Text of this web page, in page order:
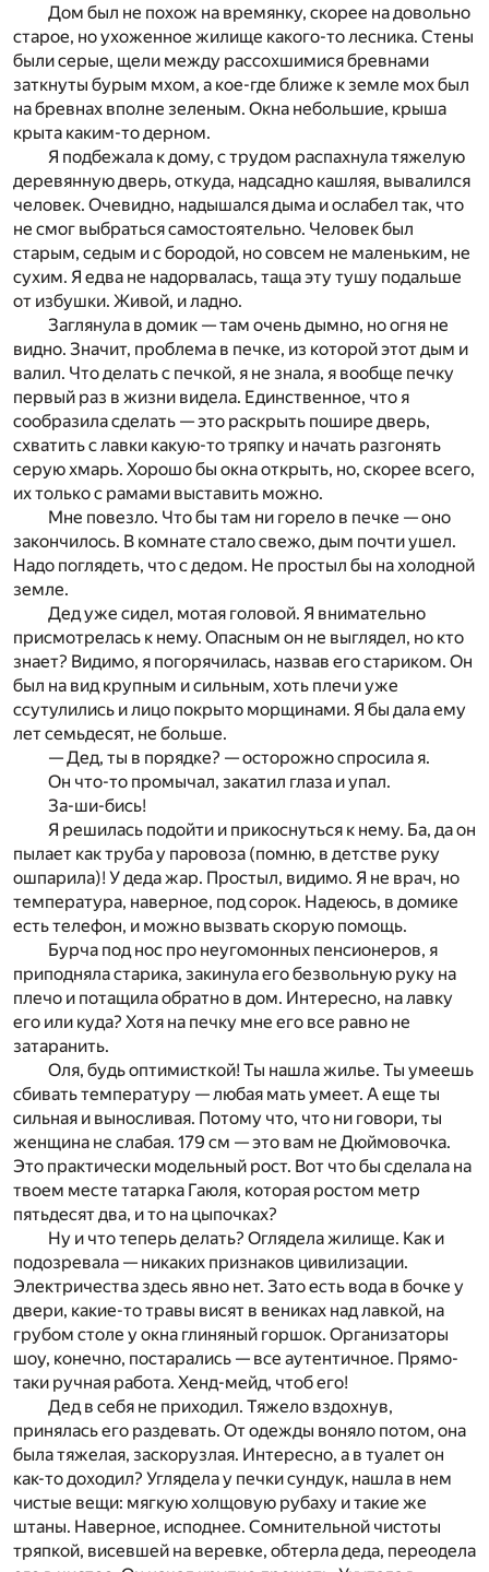
Дом был не похож на времянку, скорее на довольно
старое, но ухоженное жилище какого-то лесника. Стены
были серые, щели между рассохшимися бревнами
заткнуты бурым мхом, а кое-где ближе к земле мох был
на бревнах вполне зеленым. Окна небольшие, крыша
крыта каким-то дерном.
Я подбежала к дому, с трудом распахнула тяжелую
деревянную дверь, откуда, надсадно кашляя, вывалился
человек. Очевидно, надышался дыма и ослабел так, что
не смог выбраться самостоятельно. Человек был
старым, седым и с бородой, но совсем не маленьким, не
сухим. Я едва не надорвалась, таща эту тушу подальше
от избушки. Живой, и ладно.
Заглянула в домик — там очень дымно, но огня не
видно. Значит, проблема в печке, из которой этот дым и
валил. Что делать с печкой, я не знала, я вообще печку
первый раз в жизни видела. Единственное, что я
сообразила сделать — это раскрыть пошире дверь,
схватить с лавки какую-то тряпку и начать разгонять
серую хмарь. Хорошо бы окна открыть, но, скорее всего,
их только с рамами выставить можно.
Мне повезло. Что бы там ни горело в печке — оно
закончилось. В комнате стало свежо, дым почти ушел.
Надо поглядеть, что с дедом. Не простыл бы на холодной
земле.
Дед уже сидел, мотая головой. Я внимательно
присмотрелась к нему. Опасным он не выглядел, но кто
знает? Видимо, я погорячилась, назвав его стариком. Он
был на вид крупным и сильным, хоть плечи уже
ссутулились и лицо покрыто морщинами. Я бы дала ему
лет семьдесят, не больше.
— Дед, ты в порядке? — осторожно спросила я.
Он что-то промычал, закатил глаза и упал.
За-ши-бись!
Я решилась подойти и прикоснуться к нему. Ба, да он
пылает как труба у паровоза (помню, в детстве руку
ошпарила)! У деда жар. Простыл, видимо. Я не врач, но
температура, наверное, под сорок. Надеюсь, в домике
есть телефон, и можно вызвать скорую помощь.
Бурча под нос про неугомонных пенсионеров, я
приподняла старика, закинула его безвольную руку на
плечо и потащила обратно в дом. Интересно, на лавку
его или куда? Хотя на печку мне его все равно не
затаранить.
Оля, будь оптимисткой! Ты нашла жилье. Ты умеешь
сбивать температуру — любая мать умеет. А еще ты
сильная и выносливая. Потому что, что ни говори, ты
женщина не слабая. 179 см — это вам не Дюймовочка.
Это практически модельный рост. Вот что бы сделала на
твоем месте татарка Гаюля, которая ростом метр
пятьдесят два, и то на цыпочках?
Ну и что теперь делать? Оглядела жилище. Как и
подозревала — никаких признаков цивилизации.
Электричества здесь явно нет. Зато есть вода в бочке у
двери, какие-то травы висят в вениках над лавкой, на
грубом столе у окна глиняный горшок. Организаторы
шоу, конечно, постарались — все аутентичное. Прямо-
таки ручная работа. Хенд-мейд, чтоб его!
Дед в себя не приходил. Тяжело вздохнув,
принялась его раздевать. От одежды воняло потом, она
была тяжелая, заскорузлая. Интересно, а в туалет он
как-то доходил? Углядела у печки сундук, нашла в нем
чистые вещи: мягкую холщовую рубаху и такие же
штаны. Наверное, исподнее. Сомнительной чистоты
тряпкой, висевшей на веревке, обтерла деда, переодела